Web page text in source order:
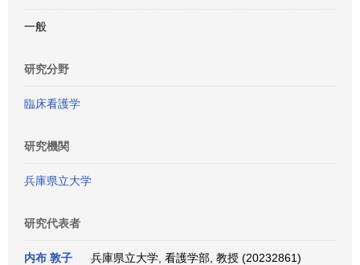
一般
研究分野
臨床看護学
研究機関
兵庫県立大学
研究代表者
内布 敦子 兵庫県立大学, 看護学部, 教授 (20232861)